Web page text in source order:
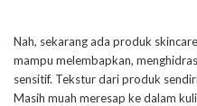
Nah, sekarang ada produk
mampu melembapkan,
sensitif. Tekstur dari produk
Masih muah meresap ke dalam